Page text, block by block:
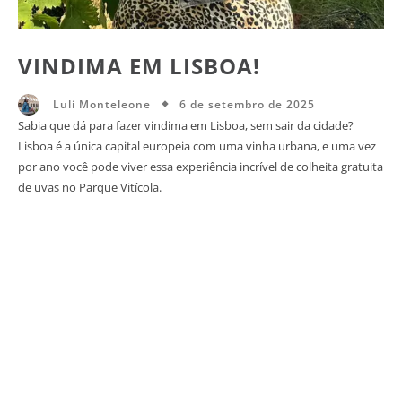
VINDIMA EM LISBOA!
Luli Monteleone 6 de setembro de 2025
Sabia que dá para fazer vindima em Lisboa, sem sair da cidade?
Lisboa é a única capital europeia com uma vinha urbana, e uma vez
por ano você pode viver essa experiência incrível de colheita gratuita
de uvas no Parque Vitícola.